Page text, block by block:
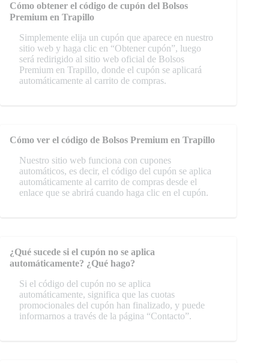
Cómo obtener el código de cupón del Bolsos
Premium en Trapillo
Simplemente elija un cupón que aparece en nuestro
sitio web y haga clic en “Obtener cupón”, luego
será redirigido al sitio web oficial de Bolsos
Premium en Trapillo, donde el cupón se aplicará
automáticamente al carrito de compras.
Cómo ver el código de Bolsos Premium en Trapillo
Nuestro sitio web funciona con cupones
automáticos, es decir, el código del cupón se aplica
automáticamente al carrito de compras desde el
enlace que se abrirá cuando haga clic en el cupón.
¿Qué sucede si el cupón no se aplica
automáticamente? ¿Qué hago?
Si el código del cupón no se aplica
automáticamente, significa que las cuotas
promocionales del cupón han finalizado, y puede
informarnos a través de la página “Contacto”.